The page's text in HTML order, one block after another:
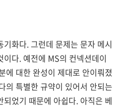
화다. 그런데 문제는 문자 메시
다. 예전에 MS의 컨넥션데이
에 대한 완성이 제대로 안이뤄졌
의 특별한 규약이 있어서 안되는
었기 때문에 아쉽다. 아직은 베